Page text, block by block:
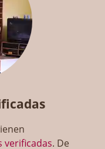
verificadas. De